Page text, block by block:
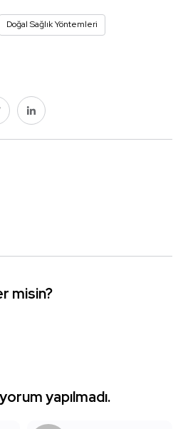
Doğal Sağlık Yöntemleri
misin?
yapılmadı.